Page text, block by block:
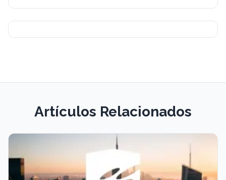
Artículos Relacionados